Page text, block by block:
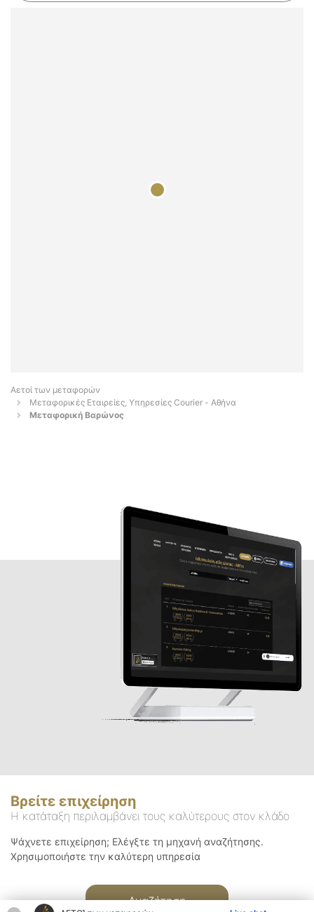
Αετοί των μεταφορών
Μεταφορικές Εταιρείες, Υπηρεσίες Courier - Αθήνα
Μεταφορική Βαρώνος
Βρείτε επιχείρηση
Η κατάταξη περιλαμβάνει τους καλύτερους στον κλάδο
Ψάχνετε επιχείρηση; Ελέγξτε τη μηχανή αναζήτησης.
Χρησιμοποιήστε την καλύτερη υπηρεσία
Αναζήτηση